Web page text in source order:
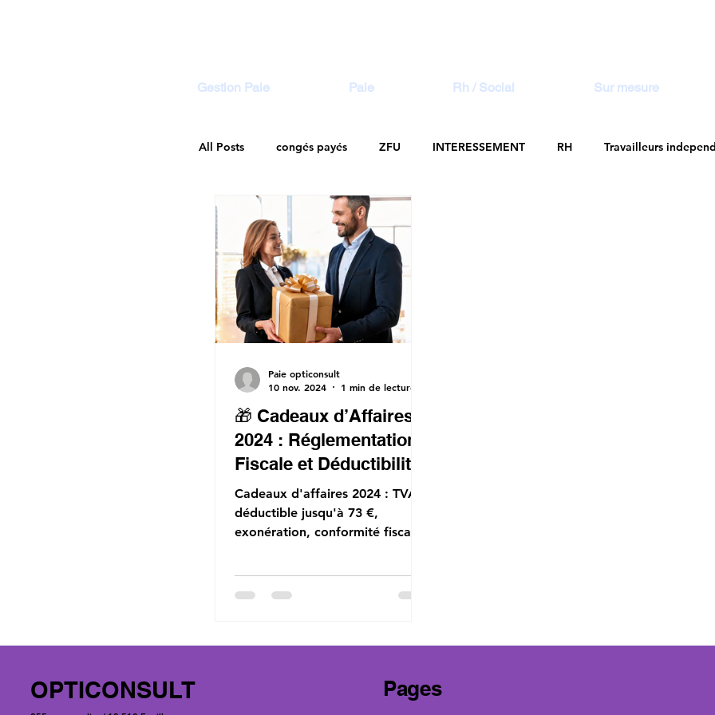
Gestion Paie Paie Rh / Social Sur mesure
All Posts congés payés ZFU INTERESSEMENT RH Travailleurs
Droit Social
🎁 Cadeaux d’Affaires
2024 : Réglementation
Fiscale et Déductibilité
🎁
Cadeaux d'affaires 2024 : TVA
déductible jusqu'à 73 €,
exonération, conformité fiscale.
Paie opticonsult
10 nov. 2024
1 min de lecture
OPTICONSULT Pages